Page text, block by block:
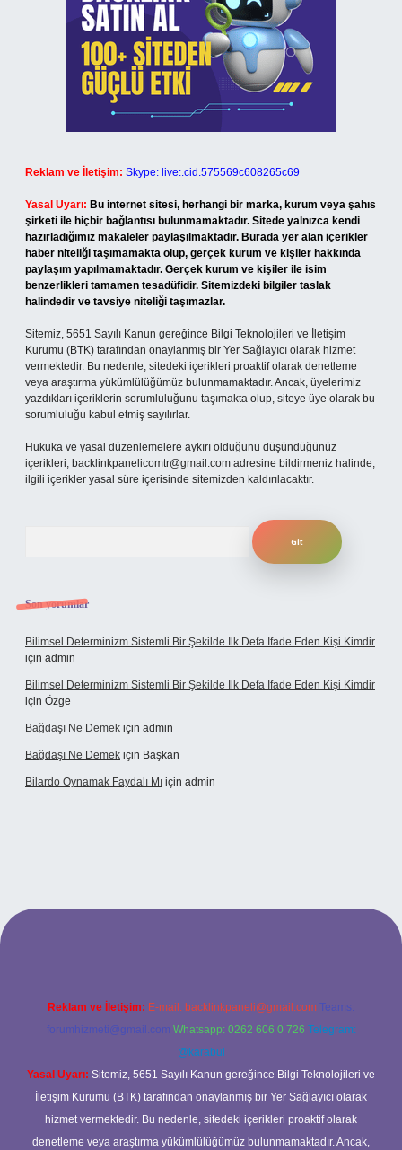
Reklam ve İletişim: Skype: live:.cid.575569c608265c69
Yasal Uyarı: Bu internet sitesi, herhangi bir marka, kurum veya şahıs
şirketi ile hiçbir bağlantısı bulunmamaktadır. Sitede yalnızca kendi
hazırladığımız makaleler paylaşılmaktadır. Burada yer alan içerikler
haber niteliği taşımamakta olup, gerçek kurum ve kişiler hakkında
paylaşım yapılmamaktadır. Gerçek kurum ve kişiler ile isim
benzerlikleri tamamen tesadüfidir. Sitemizdeki bilgiler taslak
halindedir ve tavsiye niteliği taşımazlar.
Sitemiz, 5651 Sayılı Kanun gereğince Bilgi Teknolojileri ve İletişim
Kurumu (BTK) tarafından onaylanmış bir Yer Sağlayıcı olarak hizmet
vermektedir. Bu nedenle, sitedeki içerikleri proaktif olarak denetleme
veya araştırma yükümlülüğümüz bulunmamaktadır. Ancak, üyelerimiz
yazdıkları içeriklerin sorumluluğunu taşımakta olup, siteye üye olarak bu
sorumluluğu kabul etmiş sayılırlar.
Hukuka ve yasal düzenlemelere aykırı olduğunu düşündüğünüz
içerikleri, backlinkpanelicomtr@gmail.com adresine bildirmeniz halinde,
ilgili içerikler yasal süre içerisinde sitemizden kaldırılacaktır.
Son yorumlar
Bilimsel Determinizm Sistemli Bir Şekilde Ilk Defa Ifade Eden Kişi Kimdir
için admin
Bilimsel Determinizm Sistemli Bir Şekilde Ilk Defa Ifade Eden Kişi Kimdir
için Özge
Bağdaşı Ne Demek için admin
Bağdaşı Ne Demek için Başkan
Bilardo Oynamak Faydalı Mı için admin
bahis sitesi
Reklam ve İletişim: E-mail: backlinkpaneli@gmail.com Teams:
forumhizmeti@gmail.com Whatsapp: 0262 606 0 726 Telegram:
@karabul
Yasal Uyarı: Sitemiz, 5651 Sayılı Kanun gereğince Bilgi Teknolojileri ve
İletişim Kurumu (BTK) tarafından onaylanmış bir Yer Sağlayıcı olarak
hizmet vermektedir. Bu nedenle, sitedeki içerikleri proaktif olarak
denetleme veya araştırma yükümlülüğümüz bulunmamaktadır. Ancak,